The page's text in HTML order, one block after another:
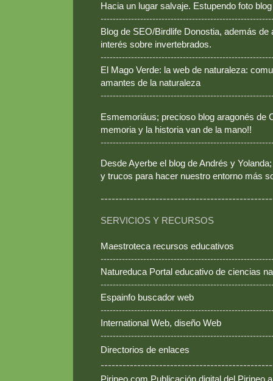
Hacia un lugar salvaje. Estupendo foto
Blog de SEO/Birdlife Donostia, además
interés sobre invertebrados.
El Mago Verde: la web de naturaleza:
amantes de la naturaleza
Esmemoriáus; precioso blog aragonés de
memoria y la historia van de la mano!!
Desde Ayerbe el blog de Andrés y
y trucos para hacer nuestro entorno más
SERVICIOS Y RECURSOS
Maestroteca recursos educativos
Natureduca Portal educativo de ciencias
Espainfo buscador web
International Web, diseño Web
Directorios de enlaces